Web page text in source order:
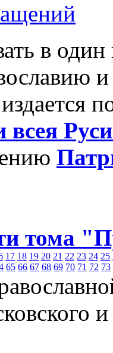
в
всея
тома
17 18 19 20 21 22 23 24 25
65 66 67 68 69 70 71 72 73